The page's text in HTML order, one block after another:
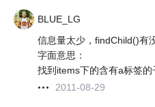
BLUE_LG
信息量太少，findChild()有
字面意思：
找到items下的含有a标签的
2011-08-29